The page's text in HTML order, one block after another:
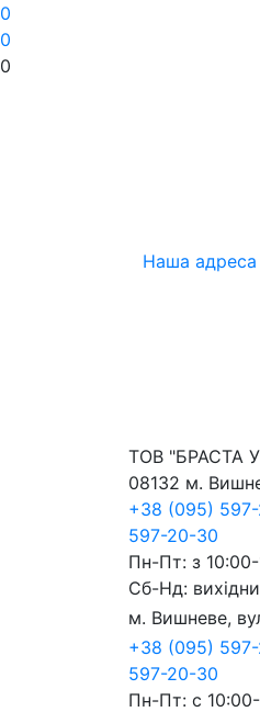
0
0
0
Наша адреса
ТОВ "БРАСТА
08132 м.
+38 (095)
597-20-30
Пн-Пт: з 10:00-
Сб-Нд:
м. Вишневе,
+38 (095)
597-20-30
Пн-Пт: с 10:00-